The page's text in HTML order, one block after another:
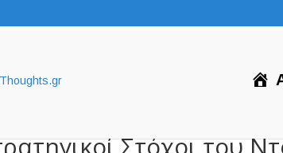
Στόχοι του